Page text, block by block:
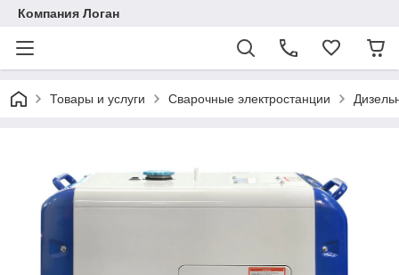
Компания Логан
Товары и услуги Сварочные электростанции